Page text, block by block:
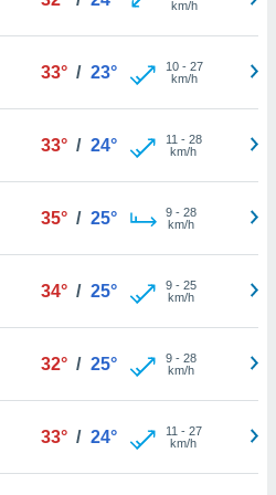
km/h
33° / 23° 10- 27
km/h
33° / 24° 11 - 28
km/h
35° / 25° 9- 28
km/h
34° / 25° 9- 25
km/h
32° / 25° 9- 28
km/h
33° / 24° 11 - 27
km/h